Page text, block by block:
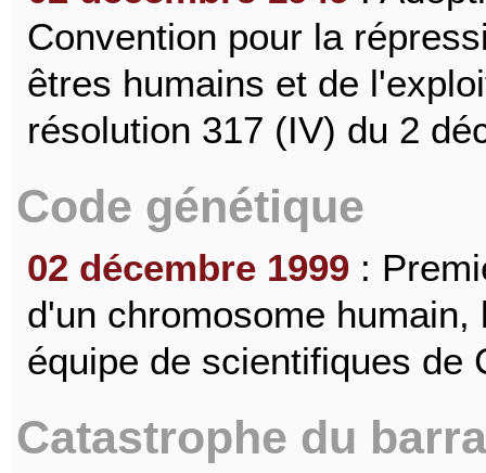
Convention pour la
êtres humains et de
résolution 317 (IV) du 2
Code génétique
02 décembre 1999 :
d'un chromosome
équipe de scientifiques de
Catastrophe du